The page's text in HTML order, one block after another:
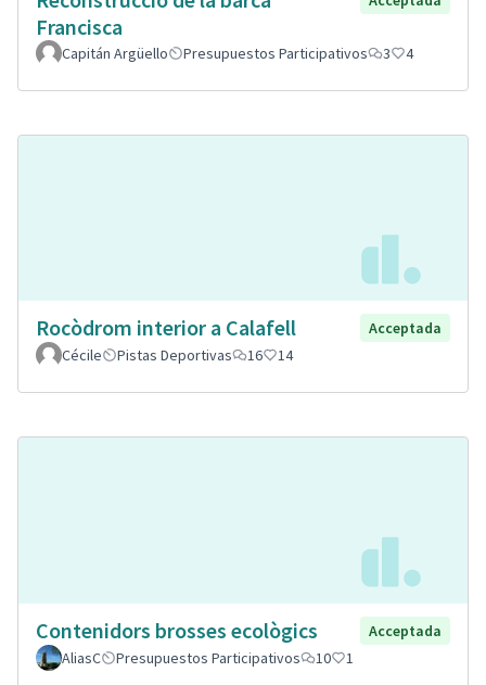
Francisca
Capitán Argüello Presupuestos Participativos 3 4
Rocòdrom interior a Calafell
Acceptada
Cécile
Pistas Deportivas 16 14
Contenidors brosses ecològics
Acceptada
AliasC
Presupuestos Participativos 10 1